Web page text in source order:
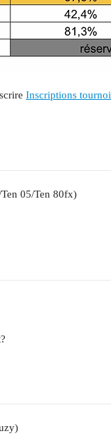
Inscriptions tournoi
05/Ten 80fx)